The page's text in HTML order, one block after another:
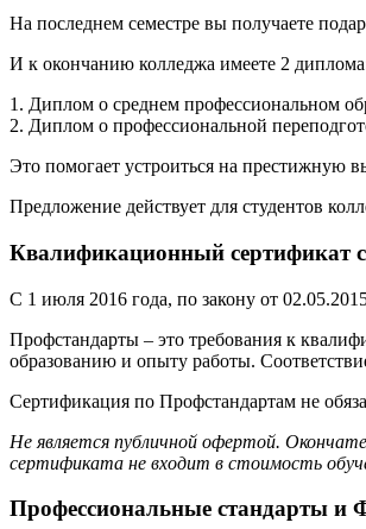
На последнем семестре вы получаете
И к окончанию колледжа имеете 2
1. Диплом о среднем профессиональном
2. Диплом о профессиональной
Это помогает устроиться на престижную
Предложение действует для студентов
Квалификационный сертификат
С 1 июля 2016 года, по закону от
Профстандарты – это требования к
образованию и опыту работы.
Сертификация по Профстандартам не
Не является публичной офертой.
сертификата не входит в стоимость
Профессиональные стандарты